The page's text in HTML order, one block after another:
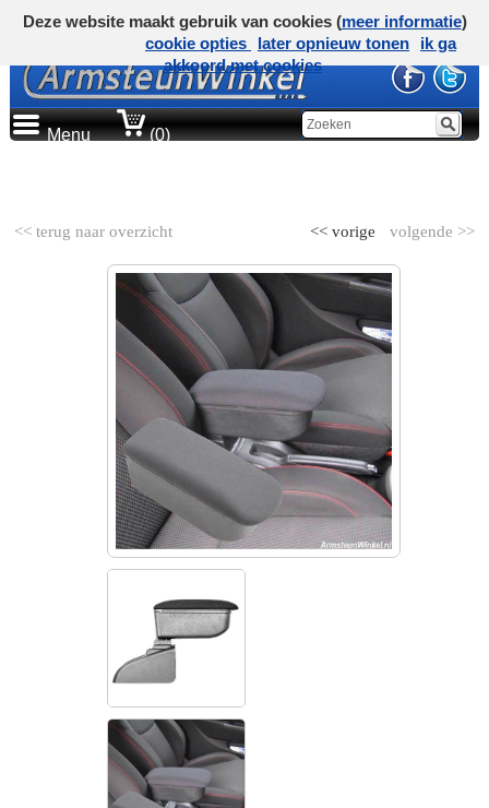
Menu (0)
<< terug naar overzicht volgende >>
<< vorige
Deze website maakt gebruik van cookies (meer informatie)
cookie opties
later opnieuw tonen
ik ga
akkoord met cookies